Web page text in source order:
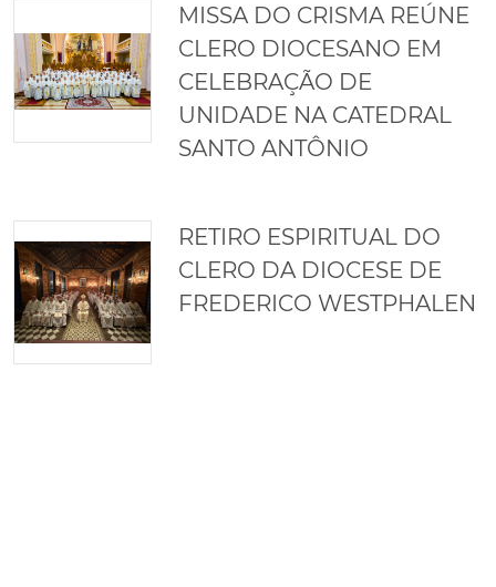
MISSA DO CRISMA REÚNE
CLERO DIOCESANO EM
CELEBRAÇÃO DE
UNIDADE NA CATEDRAL
SANTO ANTÔNIO
RETIRO ESPIRITUAL DO
CLERO DA DIOCESE DE
FREDERICO WESTPHALEN